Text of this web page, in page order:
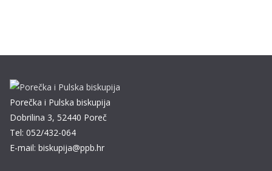
Porečka i Pulska biskupija
Dobrilina 3, 52440 Poreč
Tel: 052/432-064
E-mail: biskupija@ppb.hr